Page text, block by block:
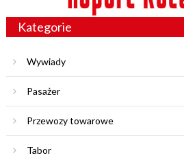
Kategorie
Wywiady
Pasażer
Przewozy towarowe
Tabor